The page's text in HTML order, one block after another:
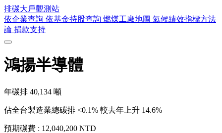
排碳大戶觀測站
依企業查詢 依基金持股查詢 燃煤工廠地圖 氣候績效指標方法
論 捐款支持
鴻揚半導體
年碳排 40,134 噸
佔全台製造業總碳排 <0.1% 較去年上升 14.6%
預期碳費 : 12,040,200 NTD